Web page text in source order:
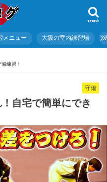
search
メニュー 大阪の室内練習場
練習！
守備
自宅で簡単にでき